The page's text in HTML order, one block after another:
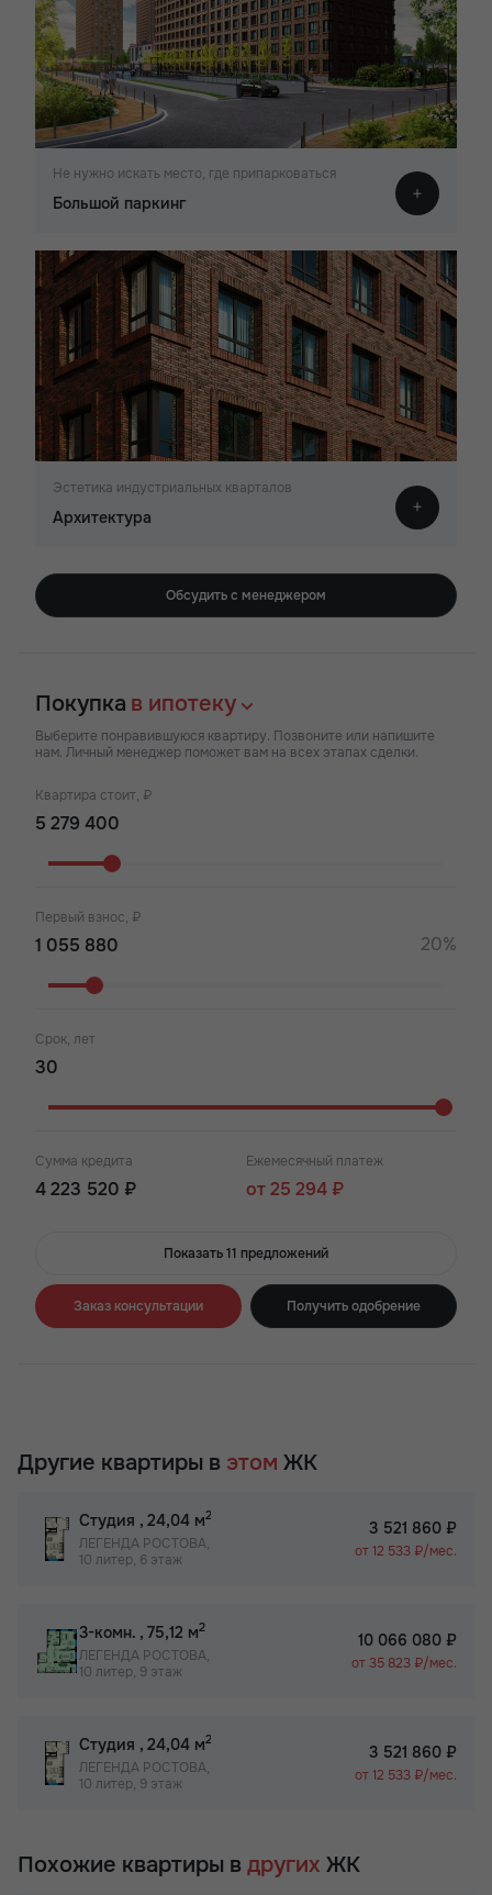
Не нужно искать место, где припарковаться
Большой паркинг
Эстетика индустриальных кварталов
Архитектура
Обсудить с менеджером
Покупка в ипотеку
Выберите понравившуюся квартиру. Позвоните или напишите
нам. Личный менеджер поможет вам на всех этапах сделки.
Квартира стоит, ₽
Первый взнос, ₽
20%
Срок, лет
Сумма кредита
4 223 520 ₽
Ежемесячный платеж
от 25 294 ₽
Показать 11 предложений
Заказ консультации Получить одобрение
Другие квартиры в этом ЖК
Студия , 24,04 м2
ЛЕГЕНДА РОСТОВА,
10 литер, 6 этаж
3 521 860 ₽
от 12 533 ₽/мес.
3-комн. , 75,12 м2
ЛЕГЕНДА РОСТОВА,
10 литер, 9 этаж
10 066 080 ₽
от 35 823 ₽/мес.
Студия , 24,04 м2
ЛЕГЕНДА РОСТОВА,
10 литер, 9 этаж
3 521 860 ₽
от 12 533 ₽/мес.
Похожие квартиры в других ЖК